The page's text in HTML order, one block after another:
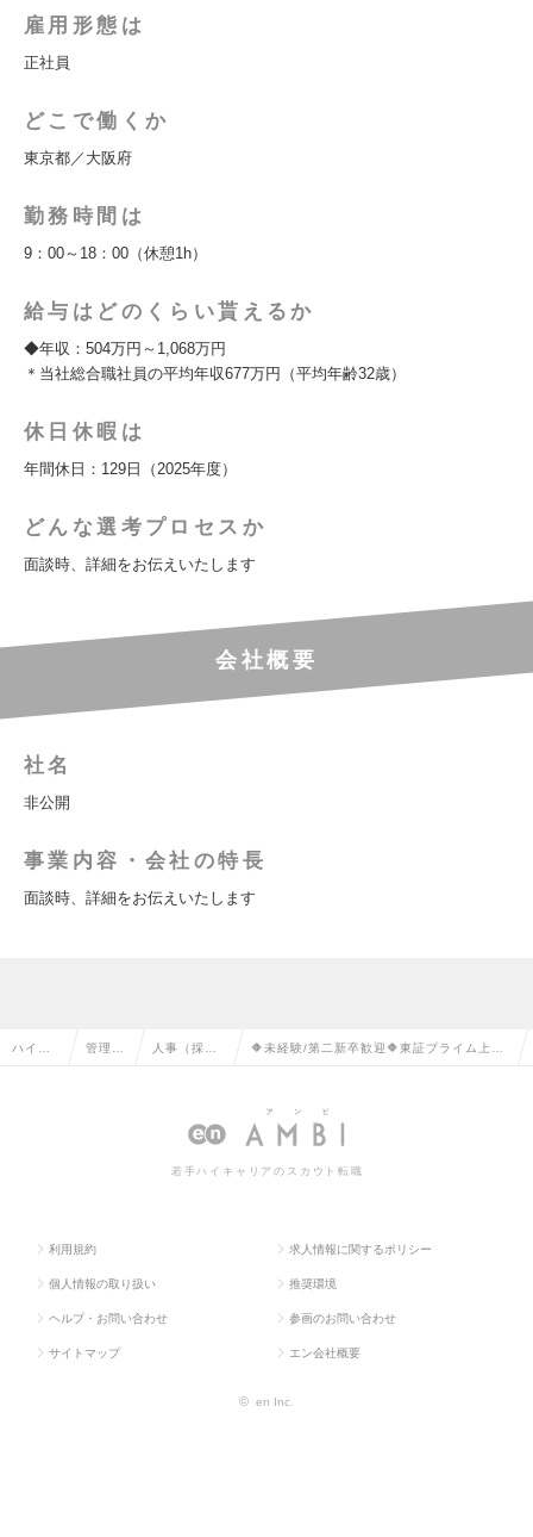
雇用形態は
正社員
どこで働くか
東京都／大阪府
勤務時間は
9：00～18：00（休憩1h）
給与はどのくらい貰えるか
◆年収：504万円～1,068万円
＊当社総合職社員の平均年収677万円（平均年齢32歳）
休日休暇は
年間休日：129日（2025年度）
どんな選考プロセスか
面談時、詳細をお伝えいたします
会社概要
社名
非公開
事業内容・会社の特長
面談時、詳細をお伝えいたします
ハイク 管理部 人事（採
ど）の転職
🔶未経験/第二新卒歓迎🔶東証プライム上場
ー候補募集～の求人情報
若手ハイキャリアのスカウト転職
利用規約 求人情報に関するポリシー
個人情報の取り扱い 推奨環境
ヘルプ・お問い合わせ 参画のお問い合わせ
サイトマップ エン会社概要
© en Inc.